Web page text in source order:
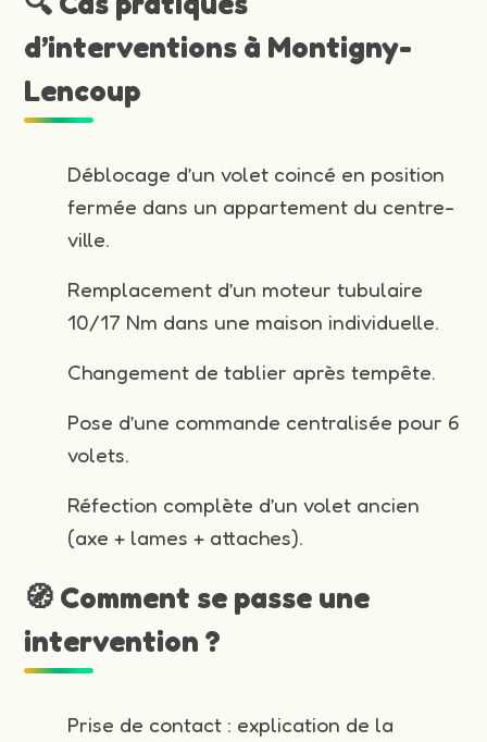
d’interventions à Montigny-
Lencoup
Déblocage d’un volet coincé en position
fermée dans un appartement du centre-
ville.
Remplacement d’un moteur tubulaire
10/17 Nm dans une maison individuelle.
Changement de tablier après tempête.
Pose d’une commande centralisée pour 6
volets.
Réfection complète d’un volet ancien
(axe + lames + attaches).
🧭 Comment se passe une
intervention ?
Prise de contact : explication de la